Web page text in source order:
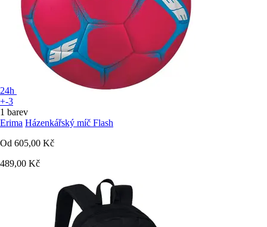
24h
+-3
1 barev
Erima Házenkářský míč Flash
Od 605,00 Kč
489,00 Kč